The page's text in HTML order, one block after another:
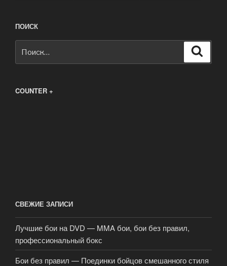
ПОИСК
COUNTER +
СВЕЖИЕ ЗАПИСИ
Лучшие бои на DVD — MMA бои, бои без правил,
профессиональный бокс
Бои без правил — Поединки бойцов смешанного стиля